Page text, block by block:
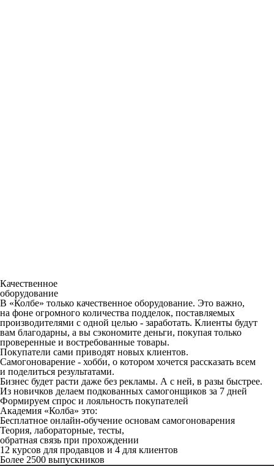
Качественное
оборудование
В «Колбе» только качественное оборудование. Это важно,
на фоне огромного количества подделок, поставляемых
производителями с одной целью - заработать. Клиенты будут
вам благодарны, а вы сэкономите деньги, покупая только
проверенные и востребованные товары.
Покупатели сами приводят новых клиентов.
Самогоноварение - хобби, о котором хочется рассказать всем
и поделиться результатами.
Бизнес будет расти даже без рекламы. А с ней, в разы быстрее.
Из новичков делаем подкованных самогонщиков за 7 дней
Формируем спрос и лояльность покупателей
Академия «Колба» это:
Бесплатное онлайн-обучение основам самогоноварения
Теория, лабораторные, тесты,
обратная связь при прохождении
12 курсов для продавцов и 4 для клиентов
Более 2500 выпускников